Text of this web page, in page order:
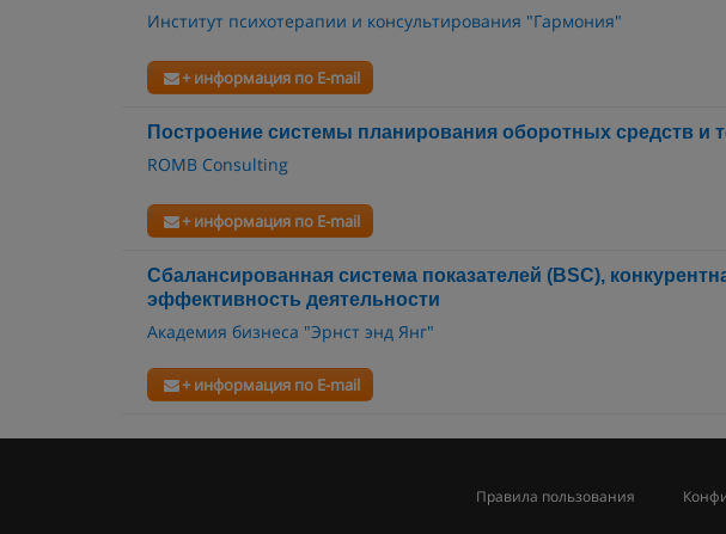
Институт психотерапии и консультирования "Гармония"
+ информация по E-mail
Построение системы планирования оборотных средств и
ROMB Consulting
+ информация по E-mail
Сбалансированная система показателей (BSC),
эффективность деятельности
Академия бизнеса "Эрнст энд Янг"
+ информация по E-mail
Правила пользования